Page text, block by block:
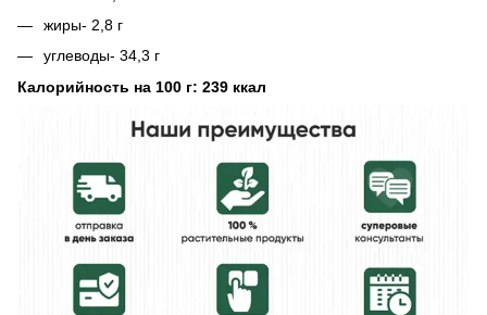
жиры- 2,8 г
углеводы- 34,3 г
Калорийность на 100 г: 239 ккал